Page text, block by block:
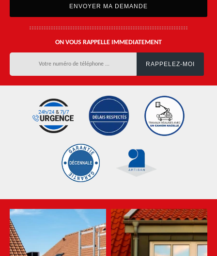
ON VOUS RAPPELLE IMMEDIATEMENT